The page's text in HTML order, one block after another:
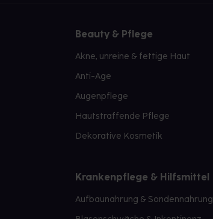
Beauty & Pflege
Akne, unreine & fettige Haut
Anti-Age
Augenpflege
Hautstraffende Pflege
Dekorative Kosmetik
Krankenpflege & Hilfsmittel
Aufbaunahrung & Sondennahrung